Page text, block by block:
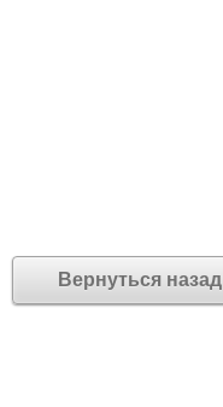
Вернуться назад